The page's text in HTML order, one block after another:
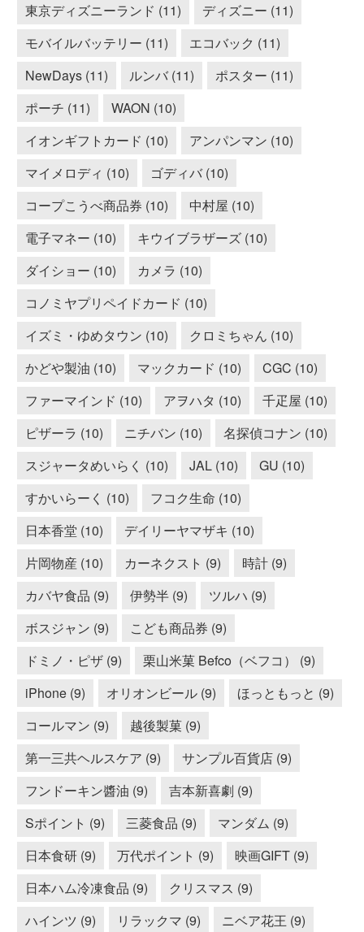
東京ディズニーランド (11)
ディズニー (11)
モバイルバッテリー (11)
エコバック (11)
NewDays (11)
ルンバ (11)
ポスター (11)
ポーチ (11)
WAON (10)
イオンギフトカード (10)
アンパンマン (10)
マイメロディ (10)
ゴディバ (10)
コープこうべ商品券 (10)
中村屋 (10)
電子マネー (10)
キウイブラザーズ (10)
ダイショー (10)
カメラ (10)
コノミヤプリペイドカード (10)
イズミ・ゆめタウン (10)
クロミちゃん (10)
かどや製油 (10)
マックカード (10)
CGC (10)
ファーマインド (10)
アヲハタ (10)
千疋屋 (10)
ピザーラ (10)
ニチバン (10)
名探偵コナン (10)
スジャータめいらく (10)
JAL (10)
GU (10)
すかいらーく (10)
フコク生命 (10)
日本香堂 (10)
デイリーヤマザキ (10)
片岡物産 (10)
カーネクスト (9)
時計 (9)
カバヤ食品 (9)
伊勢半 (9)
ツルハ (9)
ボスジャン (9)
こども商品券 (9)
ドミノ・ピザ (9)
栗山米菓 Befco（ベフコ） (9)
iPhone (9)
オリオンビール (9)
ほっともっと (9)
コールマン (9)
越後製菓 (9)
第一三共ヘルスケア (9)
サンプル百貨店 (9)
フンドーキン醬油 (9)
吉本新喜劇 (9)
Sポイント (9)
三菱食品 (9)
マンダム (9)
日本食研 (9)
万代ポイント (9)
映画GIFT (9)
日本ハム冷凍食品 (9)
クリスマス (9)
ハインツ (9)
リラックマ (9) ニベア花王 (9)